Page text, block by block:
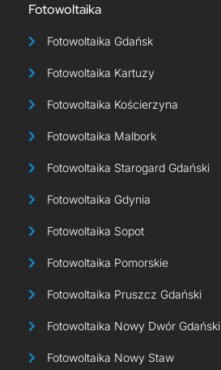
Fotowoltaika
Fotowoltaika Gdańsk
Fotowoltaika Kartuzy
Fotowoltaika Kościerzyna
Fotowoltaika Malbork
Fotowoltaika Starogard Gdański
Fotowoltaika Gdynia
Fotowoltaika Sopot
Fotowoltaika Pomorskie
Fotowoltaika Pruszcz Gdański
Fotowoltaika Nowy Dwór Gdański
Fotowoltaika Nowy Staw